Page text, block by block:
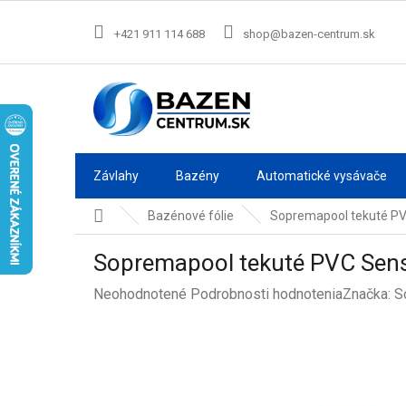
+421 911 114 688 shop@bazen-centrum.sk
Závlahy Bazény Automatické vysávače
DomovBazénové fólie Sopremapool tekuté
Sopremapool tekuté PVC
Priemerné
Neohodnotené Podrobnosti hodnoteniaZnačka: